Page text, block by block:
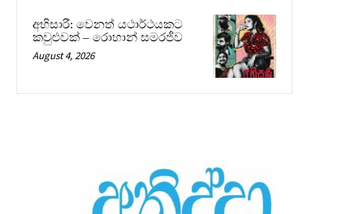
අභිසාරී: වෙනත් යථාර්ථයකට
කවුළුවක් – රොහාන් සමරජීව
August 4, 2026